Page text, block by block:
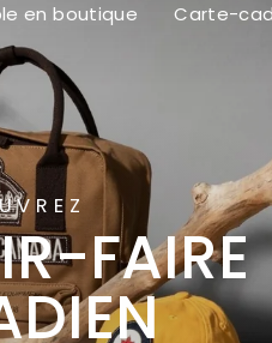
en boutique Carte-
FAIRE